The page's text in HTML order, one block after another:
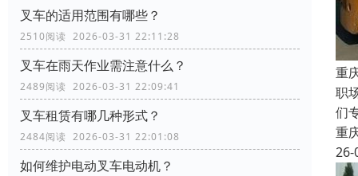
叉车的适用范围有哪些？
2510阅读 2026-03-31 22:11:28
叉车在雨天作业需注意什么？
2489阅读 2026-03-31 22:09:41
叉车租赁有哪几种形式？
2484阅读 2026-03-31 22:01:08
如何维护电动叉车电动机？
重
职
们
重
26-